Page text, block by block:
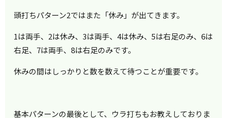
頭打ちパターン2ではまた「休み」が出てきます。
1は両手、2は休み、3は両手、4は休み、5は右足のみ、6は
右足、7は両手、8は右足のみです。
休みの間はしっかりと数を数えて待つことが重要です。
基本パターンの最後として、ウラ打ちもお教えしておりま